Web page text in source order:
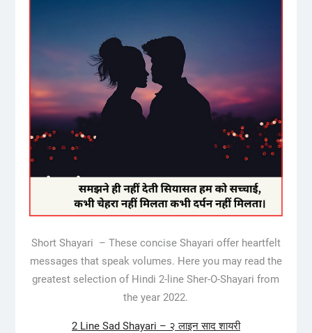
Short Shayari – These concise Shayari offer heartfelt
messages that speak volumes. Here you may read the
greatest selection of Hindi 2-line Sher-O-Shayari from
the year 2022.
2 Line Sad Shayari – २ लाइन साद शायरी